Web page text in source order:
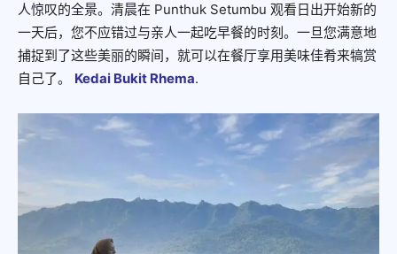
人惊叹的全景。清晨在 Punthuk Setumbu 观看日出开始新的
一天后，您不应错过与亲人一起吃早餐的时刻。一旦您满意地
捕捉到了这些美丽的瞬间，就可以在餐厅享用美味佳肴来犒赏
自己了。 Kedai Bukit Rhema.